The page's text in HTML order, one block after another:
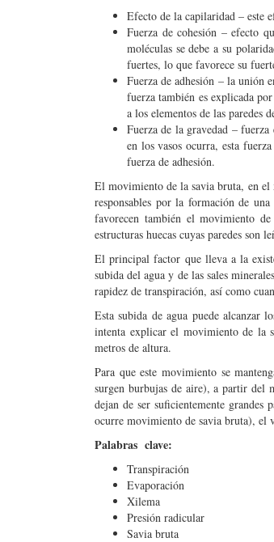
Efecto de la capilaridad – este
Fuerza de cohesión – efecto
moléculas se debe a su
fuertes, lo que favorece su
Fuerza de adhesión – la unión
fuerza también es explicada
a los elementos de las paredes
Fuerza de la gravedad –
en los vasos ocurra, esta
fuerza de adhesión.
El movimiento de la savia bruta, en el
responsables por la formación de
favorecen también el movimiento
estructuras huecas cuyas paredes son
El principal factor que lleva a la
subida del agua y de las sales
rapidez de transpiración, así como
Esta subida de agua puede
intenta explicar el movimiento de la
metros de altura.
Para que este movimiento se
surgen burbujas de aire), a partir del
dejan de ser suficientemente
ocurre movimiento de savia bruta), el
Palabras clave:
Transpiración
Evaporación
Xilema
Presión radicular
Savia bruta